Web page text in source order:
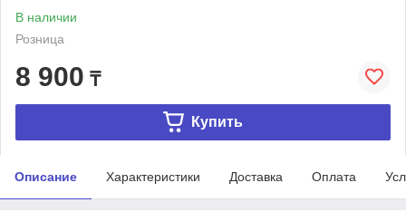
В наличии
Розница
8 900 ₸
Купить
Описание Характеристики Доставка Оплата